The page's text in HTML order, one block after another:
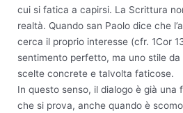
cui si fatica a capirsi. La Scrittura
realtà. Quando san Paolo dice che
cerca il proprio interesse (cfr. 1Cor
sentimento perfetto, ma uno stile
scelte concrete e talvolta faticose.
In questo senso, il dialogo è già una
che si prova, anche quando è